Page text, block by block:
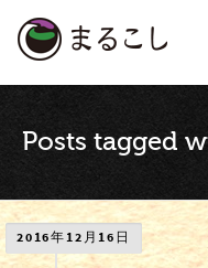
Posts tagged
2016年12月16日